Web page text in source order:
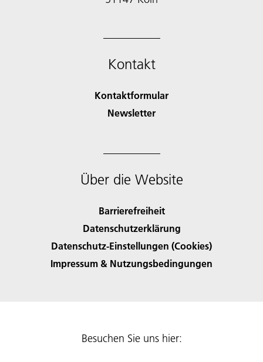
Kontakt
Kontaktformular
Newsletter
Über die Website
Barrierefreiheit
Datenschutzerklärung
Datenschutz-Einstellungen (Cookies)
Impressum & Nutzungsbedingungen
Besuchen Sie uns hier: